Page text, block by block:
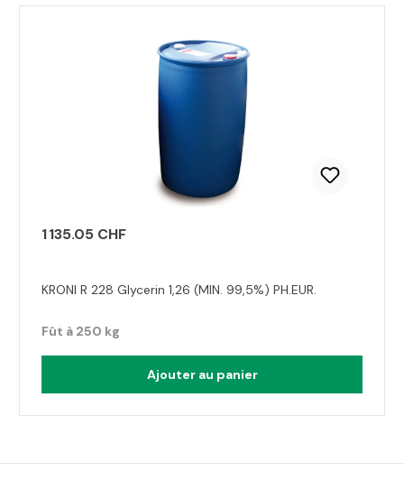
1 135.05 CHF
KRONI R 228 Glycerin 1,26 (MIN. 99,5%) PH.EUR.
Fût à 250 kg
Ajouter au panier